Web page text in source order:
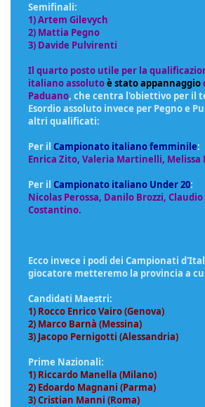
Semifinali:
1) Artem Gilevych
2) Mattia Pegno
3) Davide Pulvirenti
Il quarto posto utile per la
italiano assolutoè stato appannaggio
Paduano, che centra l'obiettivo per il
Esordio assoluto invece per Pegno e
altri qualificati:
Per il Campionato italiano femminile:
Enrica Zito, Valeria Martinelli, Melissa
Per il Campionato italiano Under 20:
Nicolas Perossa, Danilo Brozzi,
Costantino.
Ecco invece i podi dei Campionati
giocatore metteremo la provincia a
Candidati Maestri:
1) Rocco Enrico Vairo (Genova)
2) Marco Barnà (Messina)
3) Jacopo Pernigotti (Alessandria)
Prime Nazionali:
1) Riccardo Manella (Milano)
2) Edoardo Magnani (Parma)
3) Cristian Manni (Roma)